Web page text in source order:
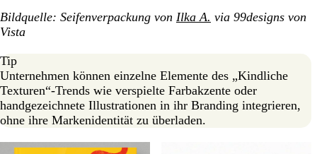
Bildquelle: Seifenverpackung von Ilka A. via 99designs von
Vista
Tip
Unternehmen können einzelne Elemente des „Kindliche
Texturen“-Trends wie verspielte Farbakzente oder
handgezeichnete Illustrationen in ihr Branding integrieren,
ohne ihre Markenidentität zu überladen.